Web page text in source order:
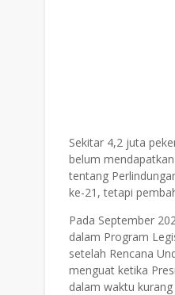
Sekitar 4,2 juta
belum
tentang
ke-21, tetapi
Pada September
dalam Program
setelah Rencana
menguat ketika
dalam waktu